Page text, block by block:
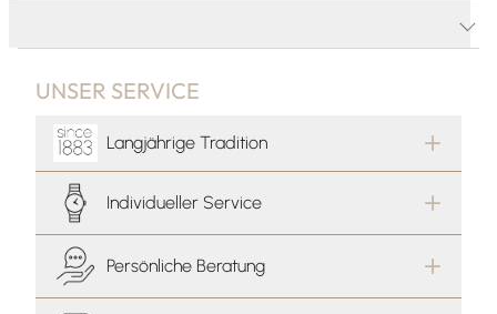
UNSER SERVICE
Langjährige Tradition
Individueller Service
Persönliche Beratung